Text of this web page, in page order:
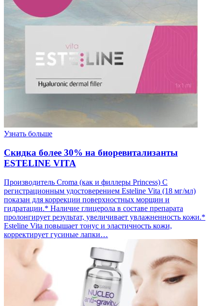
Узнать больше
Скидка более 30% на биоревитализанты
ESTELINE VITA
Производитель Croma (как и филлеры Princess) С
регистрационным удостоверением Esteline Vita (18 мг/мл)
показан для коррекции поверхностных морщин и
гидратации.* Наличие глицерола в составе препарата
пролонгирует результат, увеличивает увлажненность кожи.*
Esteline Vita повышает тонус и эластичность кожи,
корректирует гусиные лапки…